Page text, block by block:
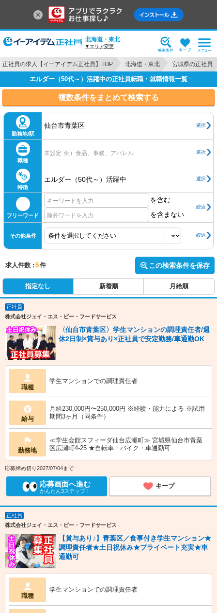
北海道・東北
▼エリア変更
正社員の求人【イーアイデム正社員】TOP 北海道・東北 宮城県の正社員
エルダー（50代～）活躍中の正社員転職・就職情報一覧
複数条件をまとめて検索する
勤務地/駅
仙台市青葉区 選択
職種
未設定 例）食品、事務、アパレル 選択
特徴
エルダー（50代～）活躍中 選択
フリーワード
を含む
を含まない
絞込
その他条件 絞込
求人件数 : 5件 この検索条件を保存
指定なし 新着順 月給順
正社員
株式会社ジェイ・エス・ビー・フードサービス
〈仙台市青葉区〉学生マンションの調理責任者/週
休2日制×賞与あり×正社員で安定勤務/車通勤OK
職種
学生マンションでの調理責任者
給与
月給230,000円〜250,000円 ※経験・能力による ※試用
期間3ヶ月（同条件）
勤務地
≪学生会館スフィーダ仙台広瀬町≫ 宮城県仙台市青葉
区広瀬町4-25 ★自転車・バイク・車通勤可
応募締め切り2027/07/04まで
応募画面へ進む
かんたん3ステップ！
キープ
正社員
株式会社ジェイ・エス・ビー・フードサービス
【賞与あり♪】青葉区／食事付き学生マンション★
調理責任者★土日祝休み★プライベート充実★車
通勤可
職種
学生マンションでの調理責任者